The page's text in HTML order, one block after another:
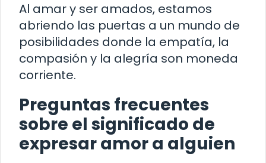
Al amar y ser amados, estamos
abriendo las puertas a un mundo de
posibilidades donde la empatía, la
compasión y la alegría son moneda
corriente.
Preguntas frecuentes
sobre el significado de
expresar amor a alguien